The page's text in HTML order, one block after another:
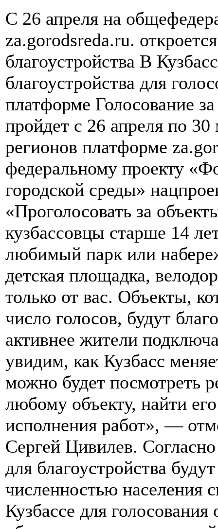
С 26 апреля на
za.gorodsreda.ru.
благоустройства В
благоустройства для
платформе Голосование
пройдет с 26 апреля по
регионов платформе
федеральному проекту
городской среды»
«Проголосовать за
кузбассовцы старше 14
любимый парк или
детская площадка,
только от вас. Объекты,
число голосов, будут
активнее жители
увидим, как Кузбасс
можно будет посмотреть
любому объекту, найти
исполнения работ», —
Сергей Цивилев.
для благоустройства
численностью населения
Кузбассе для